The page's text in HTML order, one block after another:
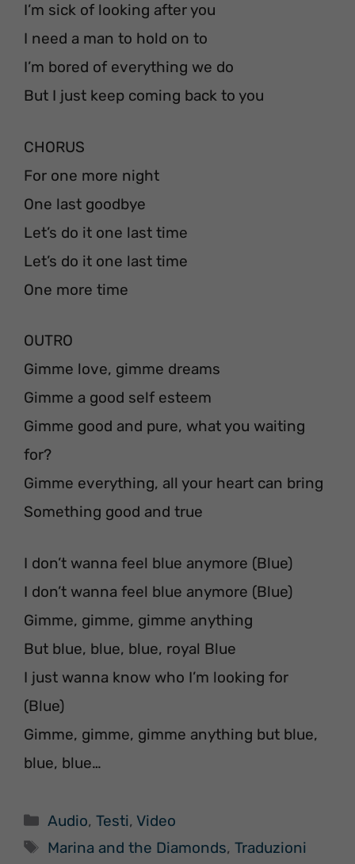
I’m sick of looking after you
I need a man to hold on to
I’m bored of everything we do
But I just keep coming back to you
CHORUS
For one more night
One last goodbye
Let’s do it one last time
Let’s do it one last time
One more time
OUTRO
Gimme love, gimme dreams
Gimme a good self esteem
Gimme good and pure, what you waiting
for?
Gimme everything, all your heart can bring
Something good and true
I don’t wanna feel blue anymore (Blue)
I don’t wanna feel blue anymore (Blue)
Gimme, gimme, gimme anything
But blue, blue, blue, royal Blue
I just wanna know who I’m looking for
(Blue)
Gimme, gimme, gimme anything but blue,
blue, blue…
Categorie
Audio,Testi,Video
Tag
Marina and the Diamonds,Traduzioni